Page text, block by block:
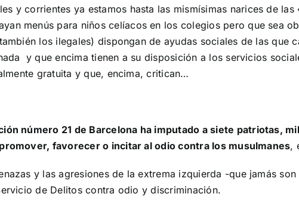
y corrientes ya estamos hasta las mismísimas narices de
menús para niños celíacos en los colegios pero que sea
los ilegales) dispongan de ayudas sociales de las que
y que encima tienen a su disposición a los servicios
gratuita y que, encima, critican…
número 21 de Barcelona ha imputado a siete patriotas,
favorecer o incitar al odio contra los musulmanes,
y las agresiones de la extrema izquierda -que jamás
de Delitos contra odio y discriminación.